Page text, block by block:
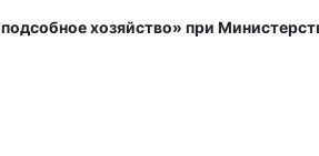
хозяйство» при